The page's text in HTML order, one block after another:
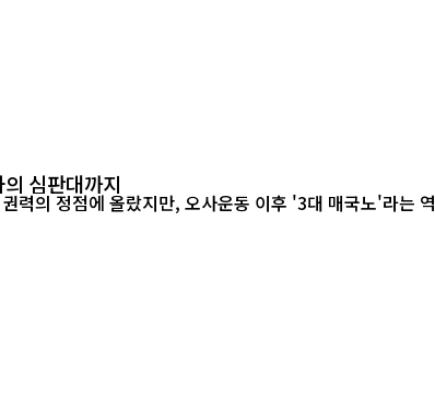
심판대까지
올랐지만, 오사운동 이후 '3대 매국노'라는 역사적 평가를 안